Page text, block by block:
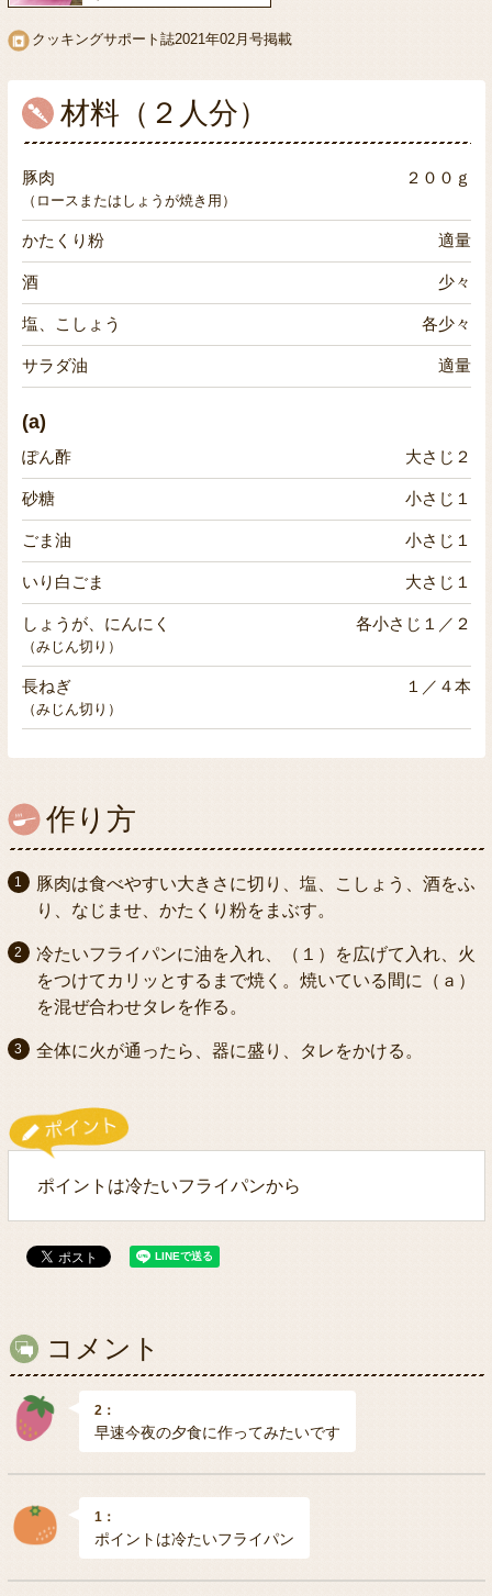
クッキングサポート誌2021年02月号掲載
材料（２人分）
豚肉 ２００ｇ
（ロースまたはしょうが焼き用）
かたくり粉 適量
酒 少々
塩、こしょう 各少々
サラダ油 適量
(a)
ぽん酢 大さじ２
砂糖 小さじ１
ごま油 小さじ１
いり白ごま 大さじ１
しょうが、にんにく 各小さじ１／２
（みじん切り）
長ねぎ １／４本
（みじん切り）
作り方
豚肉は食べやすい大きさに切り、塩、こしょう、酒をふ
り、なじませ、かたくり粉をまぶす。
冷たいフライパンに油を入れ、（１）を広げて入れ、火
をつけてカリッとするまで焼く。焼いている間に（ａ）
を混ぜ合わせタレを作る。
全体に火が通ったら、器に盛り、タレをかける。
ポイントは冷たいフライパンから
コメント
2：
早速今夜の夕食に作ってみたいです
1：
ポイントは冷たいフライパン